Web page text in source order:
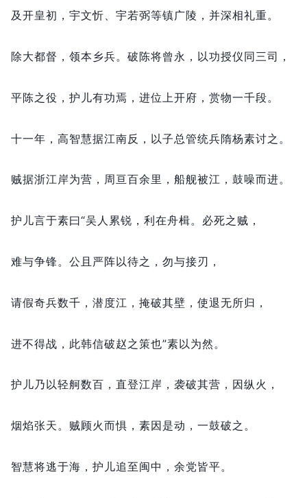
及开皇初， 宇文忻、宇若弼等镇广陵， 并深相礼重。
除大都督， 领本乡兵。 破陈将曾永， 以功授仪同三司，
平陈之役， 护儿有功焉， 进位上开府， 赏物一千段。
十一年， 高智慧据江南反， 以子总管统兵隋杨素讨之。
贼据浙江岸为营， 周亘百余里， 船舰被江， 鼓噪而进。
护儿言于素曰“吴人累锐， 利在舟楫。 必死之贼，
难与争锋。 公且严阵以待之， 勿与接刃，
请假奇兵数千， 潜度江， 掩破其壁， 使退无所归，
进不得战， 此韩信破赵之策也”素以为然。
护儿乃以轻舸数百， 直登江岸， 袭破其营， 因纵火，
烟焰张天。 贼顾火而惧， 素因是动， 一鼓破之。
智慧将逃于海， 护儿追至闽中， 余党皆平。